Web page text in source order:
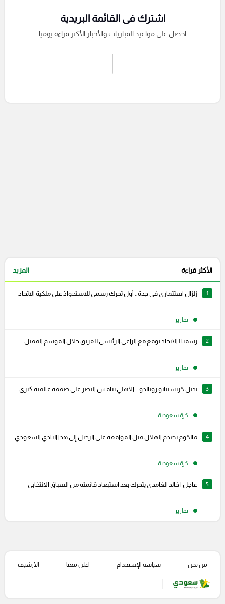
اشترك فى القائمة البريدية
احصل على مواعيد المباريات والأخبار الأكثر قراءة يوميا
الأكثر قراءة المزيد
1 زلزال استثماري في جدة.. أول تحرك رسمي للاستحواذ على ملكية الاتحاد
تقارير
2 رسميا | الاتحاد يوقع مع الراعي الرئيسي للفريق خلال الموسم المقبل
تقارير
3 بديل كريستيانو رونالدو .. الأهلي ينافس النصر على صفقة عالمية كبرى
كرة سعودية
4 مالكوم يصدم الهلال قبل الموافقة على الرحيل إلى هذا النادي السعودي
كرة سعودية
5 عاجل | خالد الغامدي يتحرك بعد استبعاد قائمته من السباق الانتخابي
تقارير
من نحن سياسة الإستخدام اعلن معنا الأرشيف